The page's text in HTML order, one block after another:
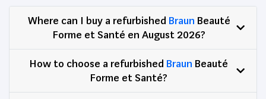
Where can I buy a refurbished Braun Beauté
Forme et Santé en August 2026?
How to choose a refurbished Braun Beauté
Forme et Santé?